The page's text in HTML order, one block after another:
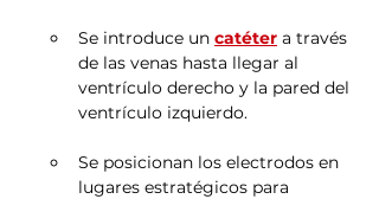
Se introduce un catéter a través
de las venas hasta llegar al
ventrículo derecho y la pared del
ventrículo izquierdo.
Se posicionan los electrodos en
lugares estratégicos para